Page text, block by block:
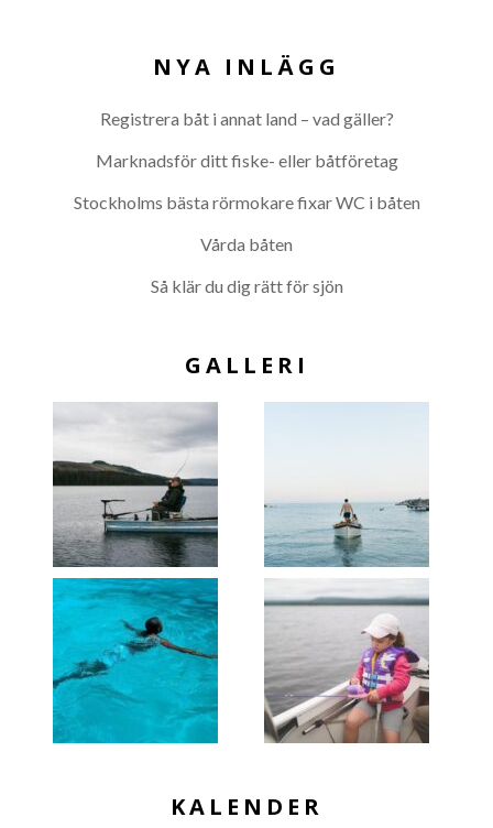
NYA INLÄGG
Registrera båt i annat land – vad gäller?
Marknadsför ditt fiske- eller båtföretag
Stockholms bästa rörmokare fixar WC i båten
Vårda båten
Så klär du dig rätt för sjön
GALLERI
KALENDER